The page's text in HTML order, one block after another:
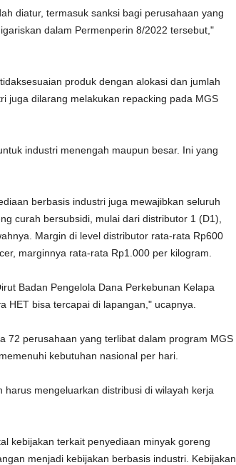
diatur, termasuk sanksi bagi perusahaan yang
dalam Permenperin 8/2022 tersebut,"
produk dengan alokasi dan jumlah
juga dilarang melakukan repacking pada MGS
industri menengah maupun besar. Ini yang
berbasis industri juga mewajibkan seluruh
curah bersubsidi, mulai dari distributor 1 (D1),
Margin di level distributor rata-rata Rp600
marginnya rata-rata Rp1.000 per kilogram.
Badan Pengelola Dana Perkebunan Kelapa
HET bisa tercapai di lapangan," ucapnya.
72 perusahaan yang terlibat dalam program MGS
kebutuhan nasional per hari.
mengeluarkan distribusi di wilayah kerja
kebijakan terkait penyediaan minyak goreng
menjadi kebijakan berbasis industri. Kebijakan